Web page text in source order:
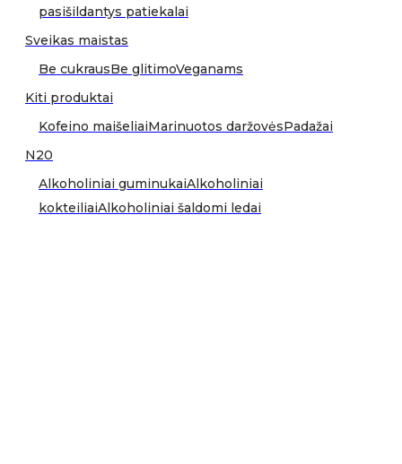
pasišildantys patiekalai
Sveikas maistas
Be cukrausBe glitimoVeganams
Kiti produktai
Kofeino maišeliaiMarinuotos daržovėsPadažai
N20
Alkoholiniai guminukaiAlkoholiniai
kokteiliaiAlkoholiniai šaldomi ledai